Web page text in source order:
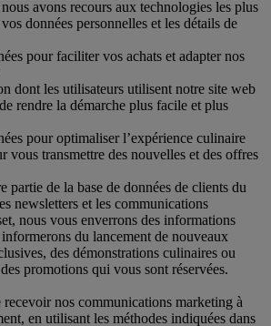
avons recours aux technologies les plus
données personnelles et les détails de
pour faciliter vos achats et adapter nos
dont les utilisateurs utilisent notre site web
rendre la démarche plus facile et plus
pour optimaliser l’expérience culinaire
vous transmettre des nouvelles et des offres
partie de la base de données de clients du
newsletters et les communications
nous vous enverrons des informations
du lancement de nouveaux
des démonstrations culinaires ou
promotions qui vous sont réservées.
recevoir nos communications marketing à
en utilisant les méthodes indiquées dans